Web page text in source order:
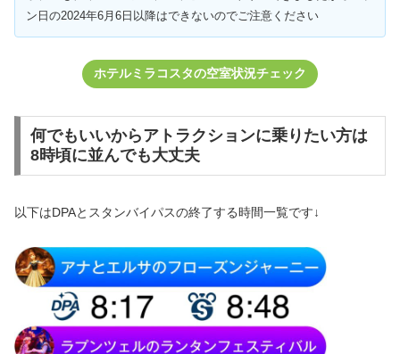
ン日の2024年6月6日以降はできないのでご注意ください
ホテルミラコスタの空室状況チェック
何でもいいからアトラクションに乗りたい方は
8時頃に並んでも大丈夫
以下はDPAとスタンバイパスの終了する時間一覧です↓